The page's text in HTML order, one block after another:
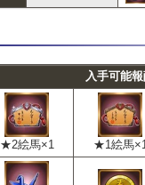
入手可能報
★2絵馬×1 ★1絵馬